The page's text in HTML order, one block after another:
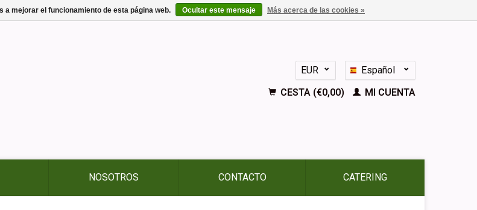
EUR
GBP
Español
Nederlands
Deutsch
CESTA (€0,00) MI CUENTA
NOSOTROS CONTACTO CATERING
mejorar el funcionamiento de esta página web. Ocultar este mensaje Más acerca de las cookies »